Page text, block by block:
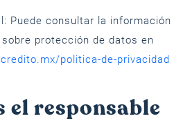
Puede consultar la información
protección de datos en
politica-de-privacidad
el responsable